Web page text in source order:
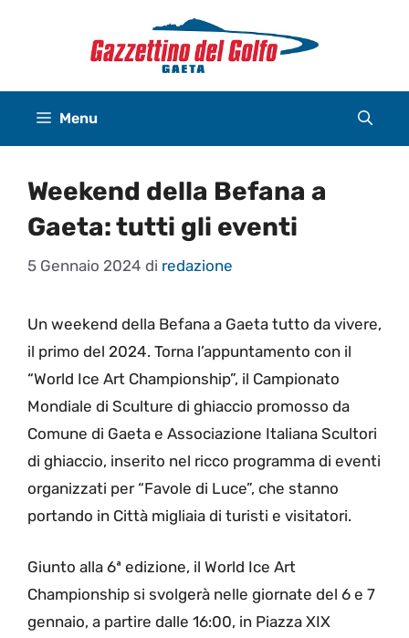
Menu
Weekend della Befana a
Gaeta: tutti gli eventi
5 Gennaio 2024 di redazione
Un weekend della Befana a Gaeta tutto da vivere,
il primo del 2024. Torna l’appuntamento con il
“World Ice Art Championship”, il Campionato
Mondiale di Sculture di ghiaccio promosso da
Comune di Gaeta e Associazione Italiana Scultori
di ghiaccio, inserito nel ricco programma di eventi
organizzati per “Favole di Luce”, che stanno
portando in Città migliaia di turisti e visitatori.
Giunto alla 6ª edizione, il World Ice Art
Championship si svolgerà nelle giornate del 6 e 7
gennaio, a partire dalle 16:00, in Piazza XIX